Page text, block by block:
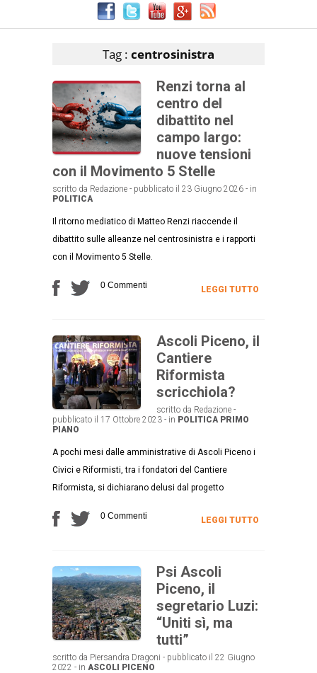
Tag : centrosinistra
Renzi torna al
centro del
dibattito nel
campo largo:
nuove tensioni
con il Movimento 5 Stelle
scritto da Redazione - pubblicato il 23 Giugno 2026 - in
POLITICA
Il ritorno mediatico di Matteo Renzi riaccende il
dibattito sulle alleanze nel centrosinistra e i rapporti
con il Movimento 5 Stelle.
0 Commenti LEGGI TUTTO
Ascoli Piceno, il
Cantiere
Riformista
scricchiola?
scritto da Redazione -
pubblicato il 17 Ottobre 2023 - in POLITICA PRIMO
PIANO
A pochi mesi dalle amministrative di Ascoli Piceno i
Civici e Riformisti, tra i fondatori del Cantiere
Riformista, si dichiarano delusi dal progetto
0 Commenti LEGGI TUTTO
Psi Ascoli
Piceno, il
segretario Luzi:
“Uniti sì, ma
tutti”
scritto da Piersandra Dragoni - pubblicato il 22 Giugno
2022 - in ASCOLI PICENO